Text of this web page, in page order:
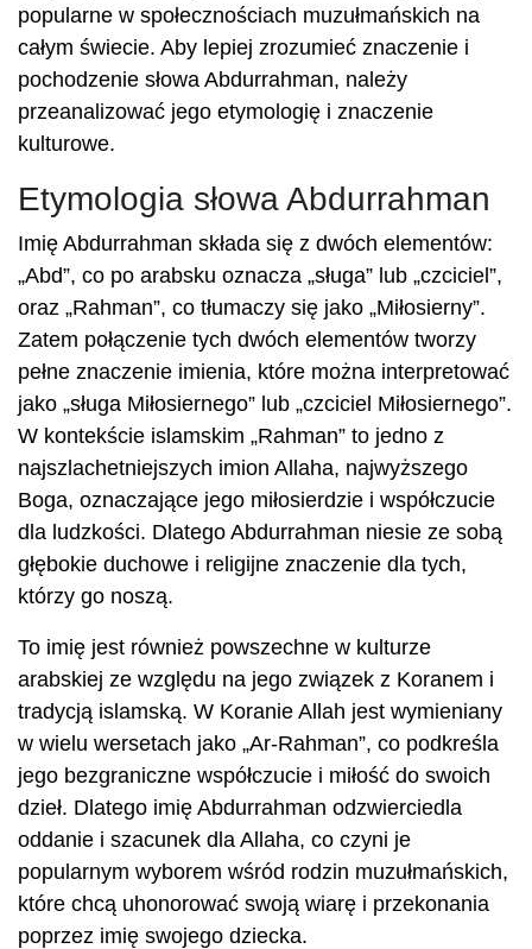
popularne w społecznościach muzułmańskich na
całym świecie. Aby lepiej zrozumieć znaczenie i
pochodzenie słowa Abdurrahman, należy
przeanalizować jego etymologię i znaczenie
kulturowe.
Etymologia słowa Abdurrahman
Imię Abdurrahman składa się z dwóch elementów:
„Abd”, co po arabsku oznacza „sługa” lub „czciciel”,
oraz „Rahman”, co tłumaczy się jako „Miłosierny”.
Zatem połączenie tych dwóch elementów tworzy
pełne znaczenie imienia, które można interpretować
jako „sługa Miłosiernego” lub „czciciel Miłosiernego”.
W kontekście islamskim „Rahman” to jedno z
najszlachetniejszych imion Allaha, najwyższego
Boga, oznaczające jego miłosierdzie i współczucie
dla ludzkości. Dlatego Abdurrahman niesie ze sobą
głębokie duchowe i religijne znaczenie dla tych,
którzy go noszą.
To imię jest również powszechne w kulturze
arabskiej ze względu na jego związek z Koranem i
tradycją islamską. W Koranie Allah jest wymieniany
w wielu wersetach jako „Ar-Rahman”, co podkreśla
jego bezgraniczne współczucie i miłość do swoich
dzieł. Dlatego imię Abdurrahman odzwierciedla
oddanie i szacunek dla Allaha, co czyni je
popularnym wyborem wśród rodzin muzułmańskich,
które chcą uhonorować swoją wiarę i przekonania
poprzez imię swojego dziecka.